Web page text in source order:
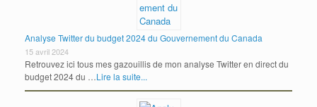
Analyse Twitter du budget 2024 du Gouvernement du Canada
15 avril 2024
Retrouvez ici tous mes gazouillis de mon analyse Twitter en direct du
budget 2024 du …Lire la suite...